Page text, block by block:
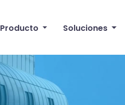
Producto Soluciones